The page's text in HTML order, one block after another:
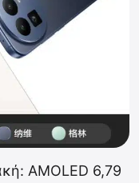
AMOLED 6,79